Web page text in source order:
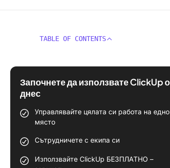
TABLE OF CONTENTS
Започнете да използвате ClickUp
днес
Управлявайте цялата си работа на едно
място
Сътрудничете с екипа си
Използвайте ClickUp БЕЗПЛАТНО –